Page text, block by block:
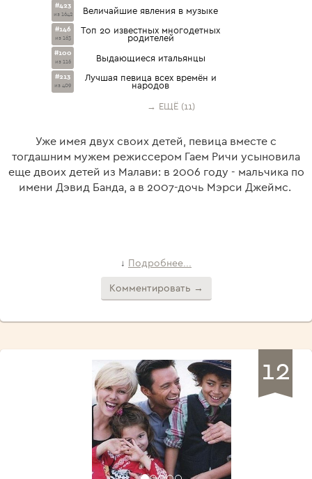
#423
из 1642 Величайшие явления в музыке
#146
из 163
Топ 20 известных многодетных
родителей
#100
из 116 Выдающиеся итальянцы
#213
из 409
Лучшая певица всех времён и
народов
→ ЕЩЁ (11)
Уже имея двух своих детей, певица вместе с
тогдашним мужем режиссером Гаем Ричи усыновила
еще двоих детей из Малави: в 2006 году - мальчика по
имени Дэвид Банда, а в 2007-дочь Мэрси Джеймс.
↓ Подробнее...
Комментировать →
12